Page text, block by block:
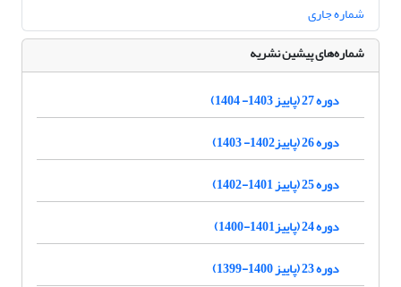
شماره جاری
شماره‌های پیشین نشریه
دوره 27 (پاییز 1403- 1404)
دوره 26 (پاییز1402- 1403)
دوره 25 (پاییز 1401-1402)
دوره 24 (پاییز1401-1400)
دوره 23 (پاییز 1400-1399)